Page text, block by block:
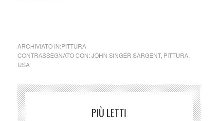
ARCHIVIATO IN:PITTURA
CONTRASSEGNATO CON:JOHN SINGER SARGENT, PITTURA,
USA
PIÙ LETTI